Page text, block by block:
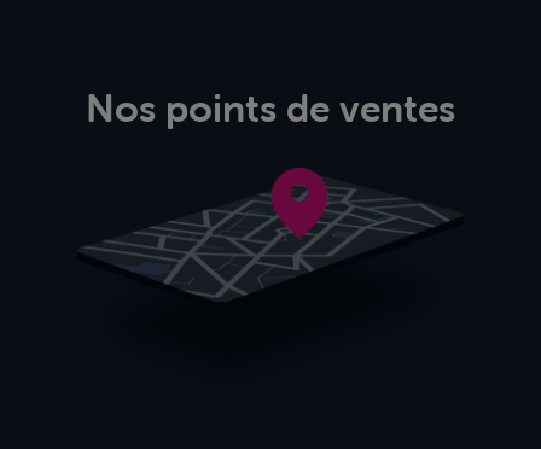
Nos points de ventes